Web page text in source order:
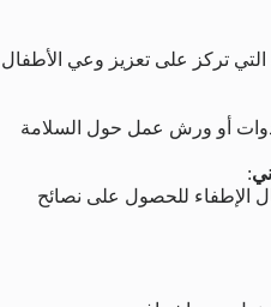
تركز على تعزيز وعي الأطفال
أو ورش عمل حول السلامة
:
الإطفاء للحصول على نصائح